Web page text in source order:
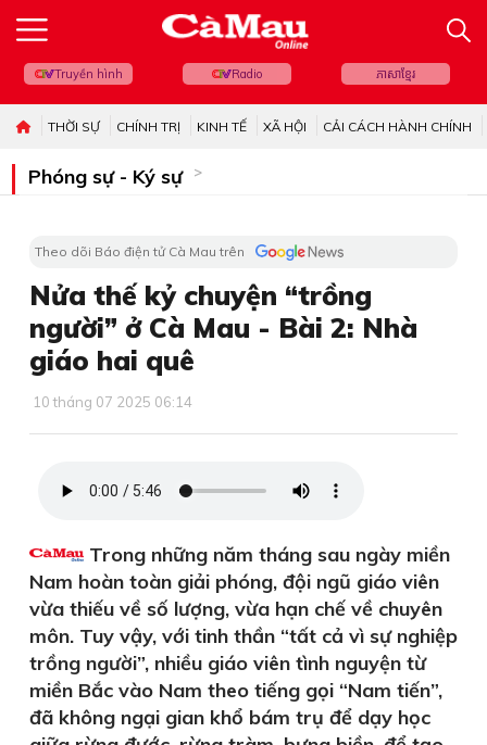
Truyền hình Radio ភាសាខ្មែរ
THỜI SỰ CHÍNH TRỊ KINH TẾ XÃ HỘI CẢI CÁCH HÀNH CHÍNH
Phóng sự - Ký sự
Theo dõi Báo điện tử Cà Mau trên
Nửa thế kỷ chuyện “trồng
người” ở Cà Mau - Bài 2: Nhà
giáo hai quê
10 tháng 07 2025 06:14
Trong những năm tháng sau ngày miền
Nam hoàn toàn giải phóng, đội ngũ giáo viên
vừa thiếu về số lượng, vừa hạn chế về chuyên
môn. Tuy vậy, với tinh thần “tất cả vì sự nghiệp
trồng người”, nhiều giáo viên tình nguyện từ
miền Bắc vào Nam theo tiếng gọi “Nam tiến”,
đã không ngại gian khổ bám trụ để dạy học